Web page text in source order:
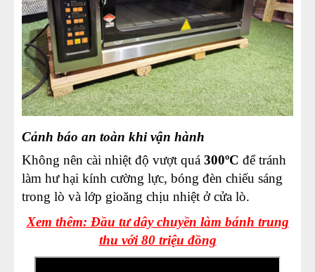
Cảnh báo an toàn khi vận hành
Không nên cài nhiệt độ vượt quá 300ºC để tránh
làm hư hại kính cường lực, bóng đèn chiếu sáng
trong lò và lớp gioăng chịu nhiệt ở cửa lò.
Xem thêm: Đầu tư dây chuyền làm bánh trung
thu với 80 triệu đồng